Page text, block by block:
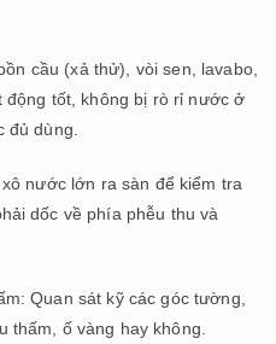
cầu (xả thử), vòi sen, lavabo,
tốt, không bị rò rỉ nước ở
đủ dùng.
nước lớn ra sàn để kiểm tra
dốc về phía phễu thu và
Quan sát kỹ các góc tường,
thấm, ố vàng hay không.